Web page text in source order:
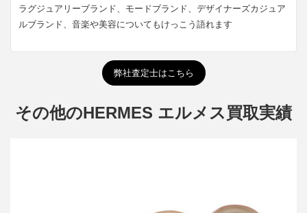
ラグジュアリーブランド、モードブランド、デザイナーズカジュア
ルブランド、音楽や美容についてもけっこう語れます
弊社査定士はこちら
その他のHERMES エルメス買取実績